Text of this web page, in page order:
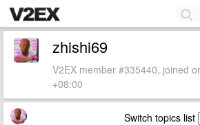
zhishi69
V2EX member #335440, joined
+08:00
Switch topics list